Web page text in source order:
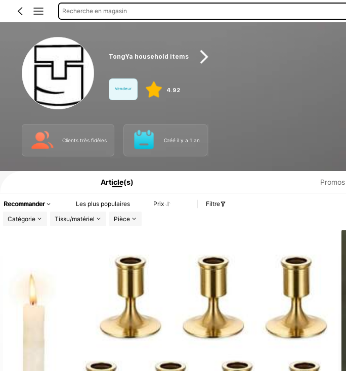
Recherche en magasin
TongYa household items
Vendeur 4.92
Clients très fidèles Créé il y a 1 an
Informations produit : Divulgation des prix, détails sur les ventes et le stock.
Article(s) Promos
Recommander Les plus populaires Prix
Filtre
Catégorie
Tissu/matériel Pièce